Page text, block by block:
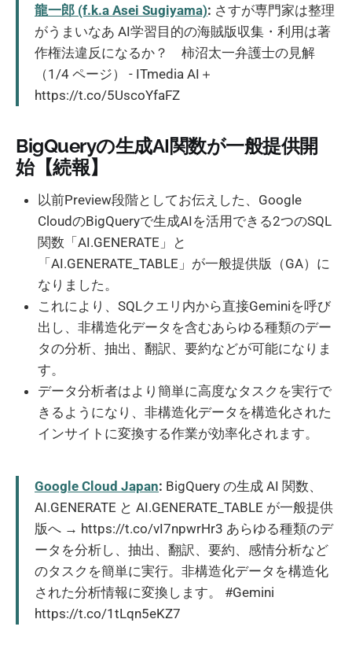
龍一郎 (f.k.a Asei Sugiyama): さすが専門家は整理
がうまいなあ AI学習目的の海賊版収集・利用は著
作権法違反になるか？ 柿沼太一弁護士の見解
（1/4 ページ） - ITmedia AI＋
https://t.co/5UscoYfaFZ
BigQueryの生成AI関数が一般提供開
始【続報】
以前Preview段階としてお伝えした、Google
CloudのBigQueryで生成AIを活用できる2つのSQL
関数「AI.GENERATE」と
「AI.GENERATE_TABLE」が一般提供版（GA）に
なりました。
これにより、SQLクエリ内から直接Geminiを呼び
出し、非構造化データを含むあらゆる種類のデー
タの分析、抽出、翻訳、要約などが可能になりま
す。
データ分析者はより簡単に高度なタスクを実行で
きるようになり、非構造化データを構造化された
インサイトに変換する作業が効率化されます。
Google Cloud Japan: BigQuery の生成 AI 関数、
AI.GENERATE と AI.GENERATE_TABLE が一般提供
版へ → https://t.co/vI7npwrHr3 あらゆる種類のデ
ータを分析し、抽出、翻訳、要約、感情分析など
のタスクを簡単に実行。非構造化データを構造化
された分析情報に変換します。 #Gemini
https://t.co/1tLqn5eKZ7